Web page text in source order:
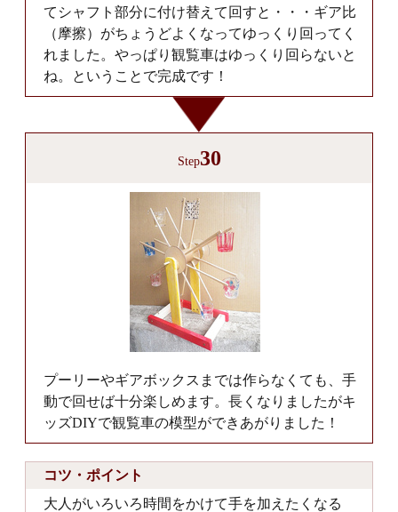
てシャフト部分に付け替えて回すと・・・ギア比
（摩擦）がちょうどよくなってゆっくり回ってく
れました。やっぱり観覧車はゆっくり回らないと
ね。ということで完成です！
Step30
プーリーやギアボックスまでは作らなくても、手
動で回せば十分楽しめます。長くなりましたがキ
ッズDIYで観覧車の模型ができあがりました！
コツ・ポイント
大人がいろいろ時間をかけて手を加えたくなる